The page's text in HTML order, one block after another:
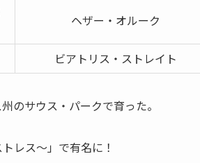
ヘザー・オルーク
ビアトリス・ストレイト
のサウス・パークで育った。
レス～」で有名に！